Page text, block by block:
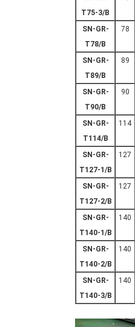
T75-3/B
SN-GR-
T78/B
78
SN-GR-
T89/B
89
SN-GR-
T90/B
90
SN-GR-
T114/B
114
SN-GR-
T127-1/B
127
SN-GR-
T127-2/B
127
SN-GR-
T140-1/B
140
SN-GR-
T140-2/B
140
SN-GR-
T140-3/B
140